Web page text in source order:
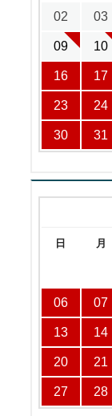
02 03
09 10
16 17
23 24
30 31
日 月
06 07
13 14
20 21
27 28